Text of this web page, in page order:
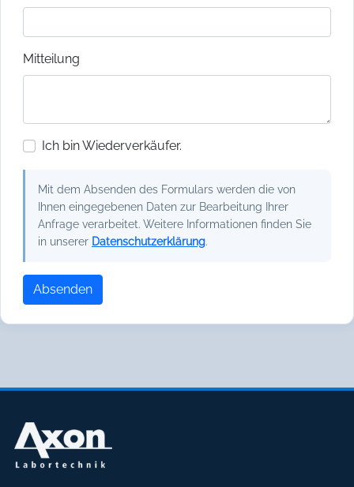
Mitteilung
Ich bin Wiederverkäufer.
Mit dem Absenden des Formulars werden die von
Ihnen eingegebenen Daten zur Bearbeitung Ihrer
Anfrage verarbeitet. Weitere Informationen finden Sie
in unserer Datenschutzerklärung.
Absenden